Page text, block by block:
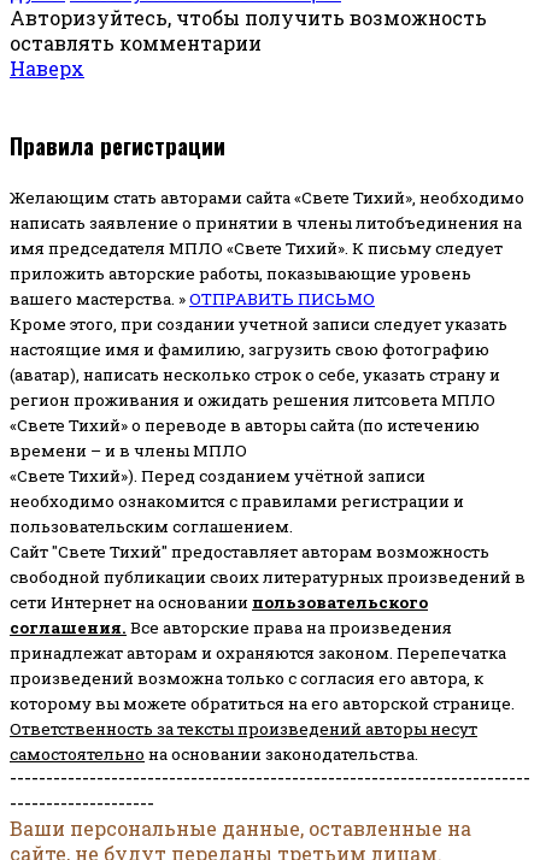
Авторизуйтесь, чтобы получить возможность
оставлять комментарии
Наверх
Правила регистрации
Желающим стать авторами сайта «Свете Тихий», необходимо
написать заявление о принятии в члены литобъединения на
имя председателя МПЛО «Свете Тихий». К письму следует
приложить авторские работы, показывающие уровень
вашего мастерства. »ОТПРАВИТЬ ПИСЬМО
Кроме этого, при создании учетной записи следует указать
настоящие имя и фамилию, загрузить свою фотографию
(аватар), написать несколько строк о себе, указать страну и
регион проживания и ожидать решения литсовета МПЛО
«Свете Тихий» о переводе в авторы сайта (по истечению
времени – и в члены МПЛО
«Свете Тихий»). Перед созданием учётной записи
необходимо ознакомится с правилами регистрации и
пользовательским соглашением.
Сайт "Свете Тихий" предоставляет авторам возможность
свободной публикации своих литературных произведений в
сети Интернет на основании пользовательского
соглашения. Все авторские права на произведения
принадлежат авторам и охраняются законом. Перепечатка
произведений возможна только с согласия его автора, к
которому вы можете обратиться на его авторской странице.
Ответственность за тексты произведений авторы несут
самостоятельно на основании законодательства.
------------------------------------------------------------------------
--------------------
Ваши персональные данные, оставленные на
сайте, не будут переданы третьим лицам.